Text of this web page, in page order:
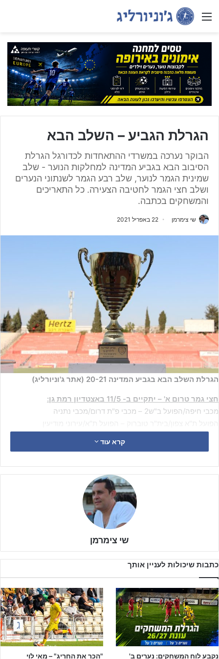
Menu
הגרלת הגביע – השלב הבא
הבוקר נערכה במשרדי ההתאחדות לכדורגל הגרלת
הסיבוב הבא בגביע המדינה למחלקות הנוער - שלב
שמינית הגמר לנוער, שלב רבע הגמר לשנתוני הנערים
ושלב חצי הגמר לחטיבה הצעירה. כל התאריכים
והמשחקים בכתבה.
שי צימרמן 22 באפריל 2021
הגרלת השלב הבא בגביע המדינה 20-21 (אתר ג'וניורליג)
חצי גמר טרום א' – יתקיים ב- 11/5 באצטדיון רמת גן:
מכבי חיפה/הפועל ב"ש2 – מכבי פ"ת דרום/מכבי נתניה
חצי גמר ילדים ג' – יתקיים ב- 12/5:
קרא עוד
שי צימרמן
כתבות שיכולות לעניין אותך
נקבע לוח המשחקים: נערים ב'
"הכר את החריג" – מאי לוי